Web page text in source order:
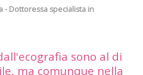
- Dottoressa specialista in
sono al di
ma comunque nella